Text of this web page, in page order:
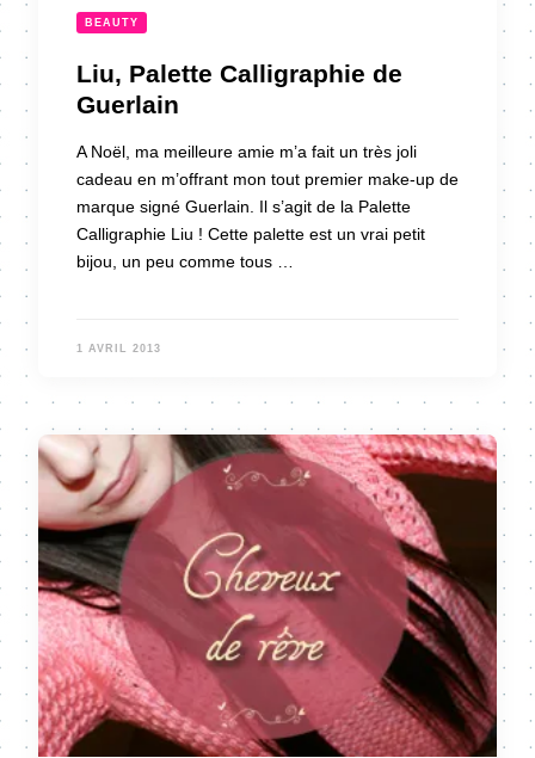
BEAUTY
Liu, Palette Calligraphie de
Guerlain
A Noël, ma meilleure amie m’a fait un très joli
cadeau en m’offrant mon tout premier make-up de
marque signé Guerlain. Il s’agit de la Palette
Calligraphie Liu ! Cette palette est un vrai petit
bijou, un peu comme tous …
1 AVRIL 2013